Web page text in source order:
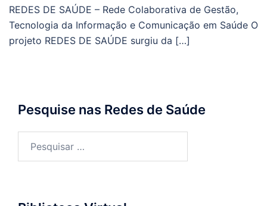
REDES DE SAÚDE – Rede Colaborativa de Gestão,
Tecnologia da Informação e Comunicação em Saúde O
projeto REDES DE SAÚDE surgiu da […]
Pesquise nas Redes de Saúde
por: